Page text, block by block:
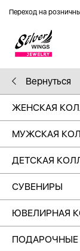
Переход на
Вернуться
ЖЕНСКАЯ
МУЖСКАЯ
ДЕТСКАЯ
СУВЕНИРЫ
ЮВЕЛИРНАЯ
ПОДАРОЧНЫЕ